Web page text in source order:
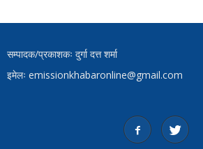
सम्पादक/प्रकाशकः दुर्गा दत्त शर्मा
इमेलः emissionkhabaronline@gmail.com